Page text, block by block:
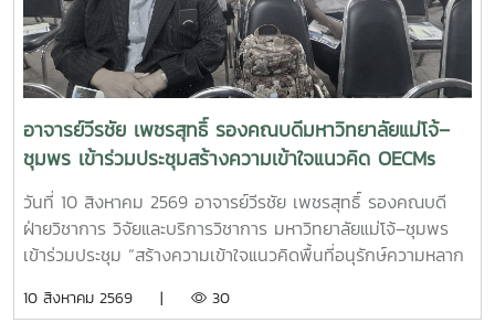
อาจารย์วีรชัย เพชรสุทธิ์ รองคณบดีมหาวิทยาลัยแม่โจ้–
ชุมพร เข้าร่วมประชุมสร้างความเข้าใจแนวคิด OECMs
เพื่อการบริหารจัดการทรัพยากรทางทะเลโดยชุมชน
จังหวัดชุมพร
วันที่ 10 สิงหาคม 2569 อาจารย์วีรชัย เพชรสุทธิ์ รองคณบดี
ฝ่ายวิชาการ วิจัยและบริการวิชาการ มหาวิทยาลัยแม่โจ้–ชุมพร
เข้าร่วมประชุม “สร้างความเข้าใจแนวคิดพื้นที่อนุรักษ์ความหลาก
บริหารจัดการทรัพยากรทางทะเลโดยชุมชน จังหวัดชุมพร” ณ
10 สิงหาคม 2569 | 30